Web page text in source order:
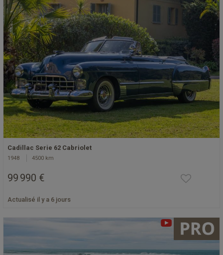
Cadillac Serie 62 Cabriolet
1948 4500 km
99 990 €
Actualisé il y a 6 jours